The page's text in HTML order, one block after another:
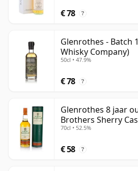
€ 78 ?
Glenrothes - Batch
Whisky Company)
50cl • 47.9%
€ 78 ?
Glenrothes 8 jaar
Brothers Sherry
70cl • 52.5%
€ 58 ?